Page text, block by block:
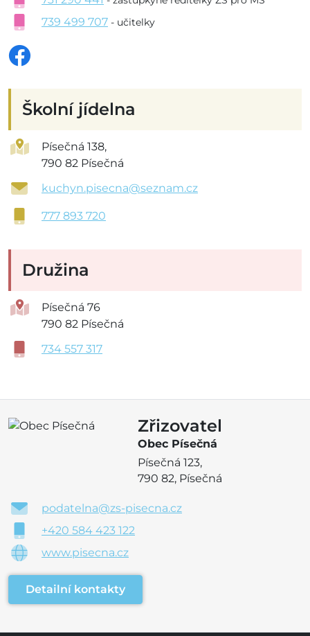
739 499 707 - učitelky
Školní jídelna
Písečná 138,
790 82 Písečná
kuchyn.pisecna@seznam.cz
777 893 720
Družina
Písečná 76
790 82 Písečná
734 557 317
Zřizovatel
Obec Písečná
Písečná 123,
790 82, Písečná
podatelna@zs-pisecna.cz
+420 584 423 122
www.pisecna.cz
Detailní kontakty